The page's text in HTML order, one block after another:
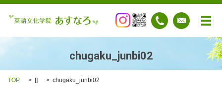
メ
chugaku_junbi02
TOP [] chugaku_junbi02